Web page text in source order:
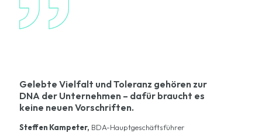
Gelebte Vielfalt und Toleranz gehören zur
DNA der Unternehmen – dafür braucht es
keine neuen Vorschriften.
Steffen Kampeter, BDA-Hauptgeschäftsführer